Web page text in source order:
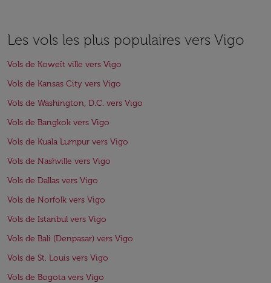
Les vols les plus populaires vers Vigo
Vols de Koweït ville vers Vigo
Vols de Kansas City vers Vigo
Vols de Washington, D.C. vers Vigo
Vols de Bangkok vers Vigo
Vols de Kuala Lumpur vers Vigo
Vols de Nashville vers Vigo
Vols de Dallas vers Vigo
Vols de Norfolk vers Vigo
Vols de Istanbul vers Vigo
Vols de Bali (Denpasar) vers Vigo
Vols de St. Louis vers Vigo
Vols de Bogota vers Vigo